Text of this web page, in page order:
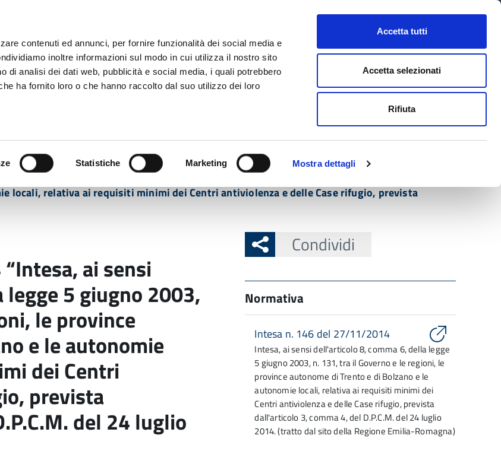
contenuti ed annunci, per fornire funzionalità dei social media e
inoltre informazioni sul modo in cui utilizza il nostro sito
di analisi dei dati web, pubblicità e social media, i quali potrebbero
ha fornito loro o che hanno raccolto dal suo utilizzo dei loro
Statistiche Marketing Mostra dettagli
Accetta tutti
Accetta selezionati
Rifiuta
CONTATTI URP SERVIZI ONLINE
Seguici su FacebookTwitterInstagram
LinkedIn
cerca nel sito
locali, relativa ai requisiti minimi dei Centri antiviolenza e delle Case rifugio, prevista
ai sensi
5 giugno 2003,
le province
e le autonomie
dei Centri
prevista
del 24 luglio
Condividi
Normativa
Intesa n. 146 del 27/11/2014
Intesa, ai sensi dell'articolo 8, comma 6, della legge
5 giugno 2003, n. 131, tra il Governo e le regioni, le
province autonome di Trento e di Bolzano e le
autonomie locali, relativa ai requisiti minimi dei
Centri antiviolenza e delle Case rifugio, prevista
dall'articolo 3, comma 4, del D.P.C.M. del 24 luglio
2014. (tratto dal sito della Regione Emilia-Romagna)